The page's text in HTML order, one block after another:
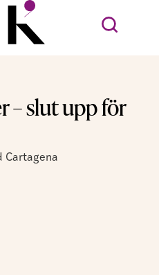
– slut upp för